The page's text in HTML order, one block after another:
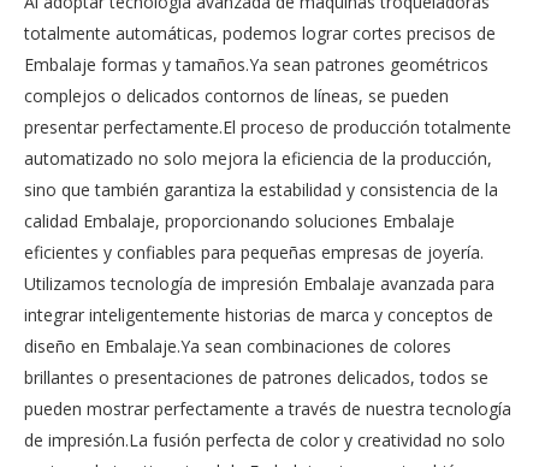
totalmente automáticas, podemos lograr cortes precisos de
Embalaje formas y tamaños.Ya sean patrones geométricos
complejos o delicados contornos de líneas, se pueden
presentar perfectamente.El proceso de producción totalmente
automatizado no solo mejora la eficiencia de la producción,
sino que también garantiza la estabilidad y consistencia de la
calidad Embalaje, proporcionando soluciones Embalaje
eficientes y confiables para pequeñas empresas de joyería.
Utilizamos tecnología de impresión Embalaje avanzada para
integrar inteligentemente historias de marca y conceptos de
diseño en Embalaje.Ya sean combinaciones de colores
brillantes o presentaciones de patrones delicados, todos se
pueden mostrar perfectamente a través de nuestra tecnología
de impresión.La fusión perfecta de color y creatividad no solo